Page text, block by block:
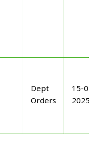
Dept
Orders
15-
2025